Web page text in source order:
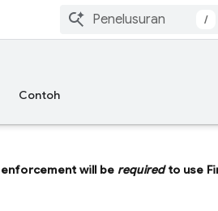
/
Contoh
will be requiredto use